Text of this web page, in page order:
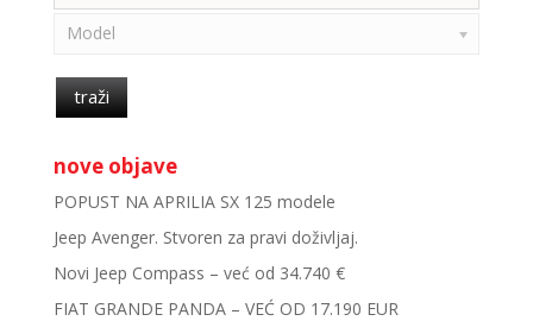
Model
traži
nove objave
POPUST NA APRILIA SX 125 modele
Jeep Avenger. Stvoren za pravi doživljaj.
Novi Jeep Compass – već od 34.740 €
FIAT GRANDE PANDA – VEĆ OD 17.190 EUR